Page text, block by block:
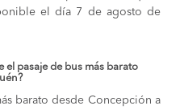
el día 7 de agosto de
el pasaje de bus más barato
barato desde Concepción a